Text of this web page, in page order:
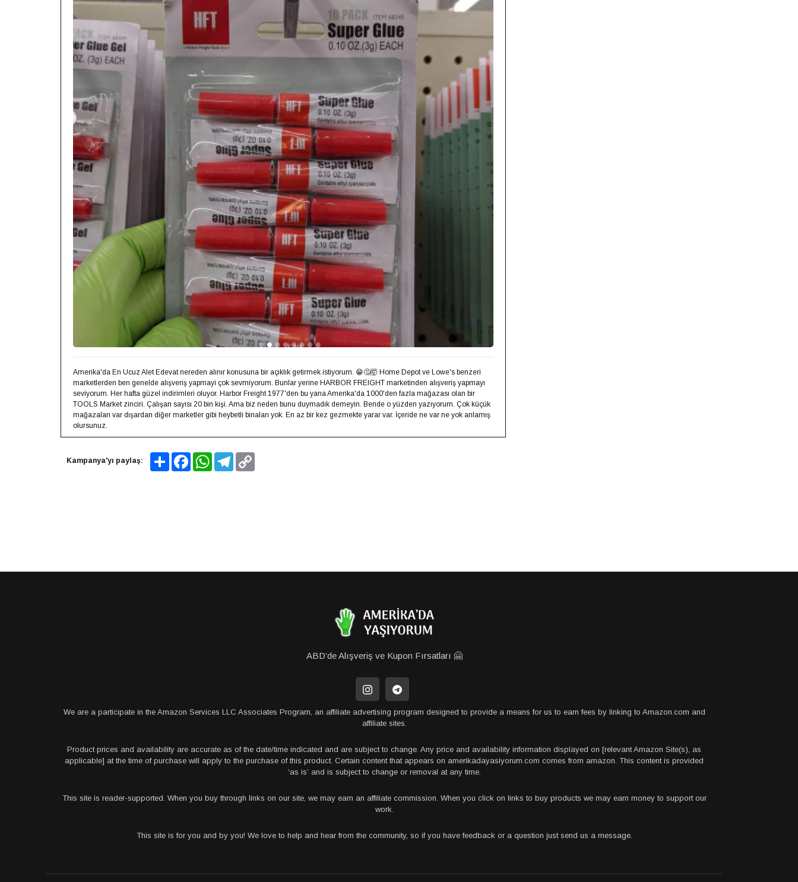
Amerika'da En Ucuz Alet Edevat nereden alınır konusuna bir açıklık getirmek istiyorum. 😁🤔🤯 Home Depot ve Lowe's benzeri
marketlerden ben genelde alışveriş yapmayi çok sevmiyorum. Bunlar yerine HARBOR FREIGHT marketinden alışveriş yapmayı
seviyorum. Her hafta güzel indirimleri oluyor. Harbor Freight 1977'den bu yana Amerika'da 1000'den fazla mağazası olan bir
TOOLS Market zinciri. Çalışan sayısı 20 bin kişi. Ama biz neden bunu duymadık demeyin. Bende o yüzden yazıyorum. Çok küçük
mağazaları var dışardan diğer marketler gibi heybetli binaları yok. En az bir kez gezmekte yarar var. İçeride ne var ne yok anlamış
olursunuz.
Kampanya'yı paylaş: Share FacebookWhatsAppTelegram
ABD’de Alışveriş ve Kupon Fırsatları 🤗
We are a participate in the Amazon Services LLC Associates Program, an affiliate advertising program designed to provide a means for us to earn fees by linking to Amazon.com and
affiliate sites.
Product prices and availability are accurate as of the date/time indicated and are subject to change. Any price and availability information displayed on [relevant Amazon Site(s), as
applicable] at the time of purchase will apply to the purchase of this product. Certain content that appears on amerikadayasiyorum.com comes from amazon. This content is provided
‘as is’ and is subject to change or removal at any time.
This site is reader-supported. When you buy through links on our site, we may earn an affiliate commission. When you click on links to buy products we may earn money to support our
work.
This site is for you and by you! We love to help and hear from the community, so if you have feedback or a question just send us a message.